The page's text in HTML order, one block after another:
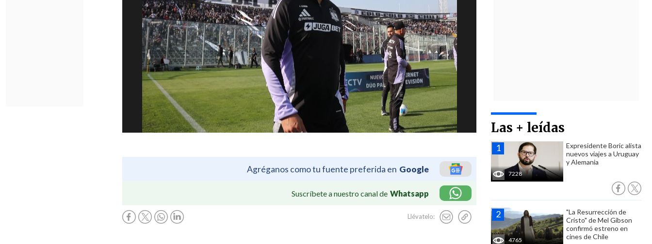
Agréganos como tu fuente preferida en Google
Suscríbete a nuestro canal de Whatsapp
Llévatelo:
Las + leídas
7228
Expresidente Boric alista
nuevos viajes a Uruguay
y Alemania
4765
"La Resurrección de
Cristo" de Mel Gibson
confirmó estreno en
cines de Chile